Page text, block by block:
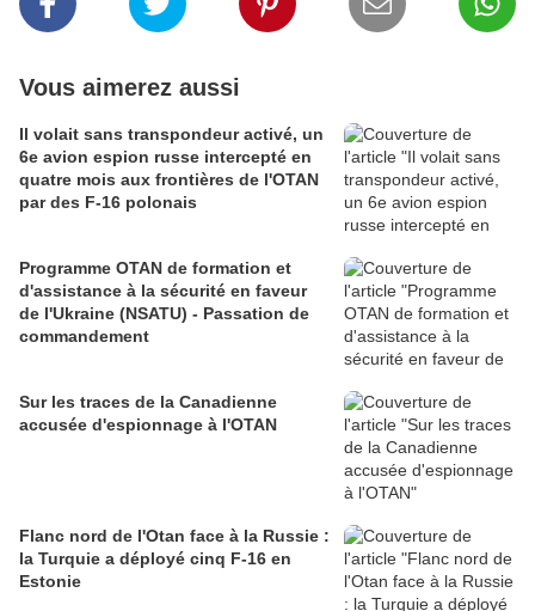
Vous aimerez aussi
Il volait sans transpondeur activé, un
6e avion espion russe intercepté en
quatre mois aux frontières de l'OTAN
par des F-16 polonais
Programme OTAN de formation et
d'assistance à la sécurité en faveur
de l'Ukraine (NSATU) - Passation de
commandement
Sur les traces de la Canadienne
accusée d'espionnage à l'OTAN
Flanc nord de l'Otan face à la Russie :
la Turquie a déployé cinq F-16 en
Estonie